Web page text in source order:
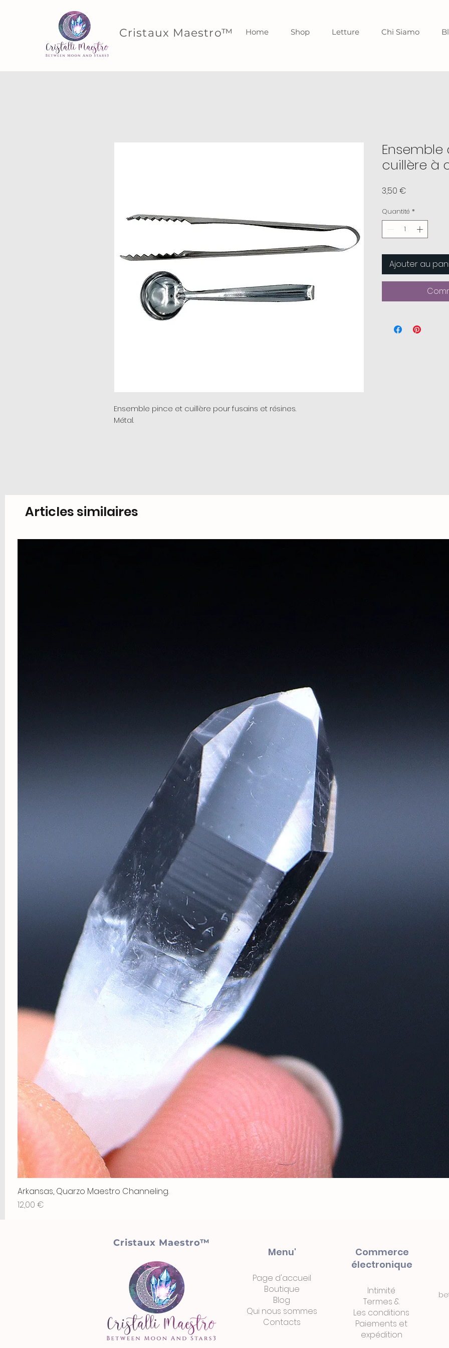
Cristaux Maestro™ Home Shop Letture Chi Siamo
Ensemble pince et cuillère pour fusains et résines.
Métal.
cuillère à
3,50 €
Quantité *
Ajouter au
Articles similaires
Arkansas, Quarzo Maestro Channeling.
Prix
12,00 €
Cristaux Maestro™
Menu'
Page d'accueil
Boutique
Blog
Qui nous sommes
Contacts
Commerce
électronique
Intimité
Termes &
Les conditions
Paiements et
expédition